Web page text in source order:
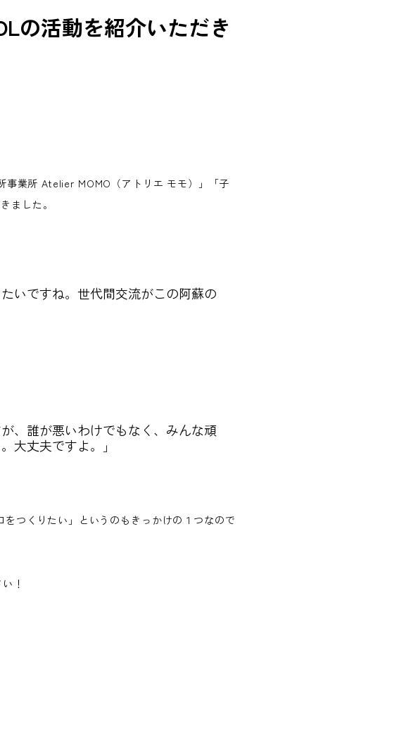
の活動を紹介いただき
事業所 Atelier MOMO（アトリエ モモ）」「子
ました。
いですね。世代間交流がこの阿蘇の
、誰が悪いわけでもなく、みんな頑
大丈夫ですよ。」
つくりたい」というのもきっかけの１つなので
！